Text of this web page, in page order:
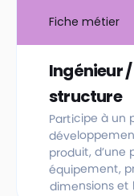
Fiche métier
Ingénieur
structure
Participe à un
produit, d’une
équipement,
dimensions et